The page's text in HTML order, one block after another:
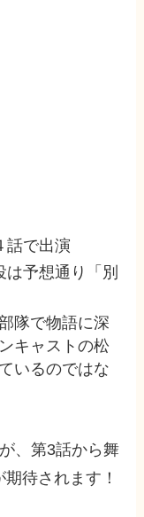
話で出演
予想通り「別
隊で物語に深
キャストの松
いるのではな
、第3話から舞
待されます！